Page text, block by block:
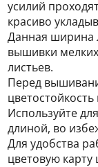
усилий
красиво
Данная ширина
вышивки мелких
листьев.
Перед
Используйте
длиной, во
Для удобства
цветовую